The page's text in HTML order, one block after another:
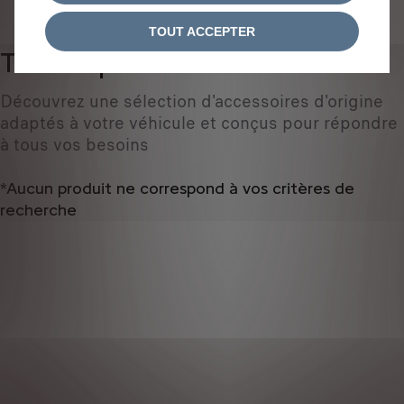
Tous les produits
Découvrez une sélection d'accessoires d'origine
adaptés à votre véhicule et conçus pour répondre
à tous vos besoins
*Aucun produit ne correspond à vos critères de
recherche
TOUT ACCEPTER